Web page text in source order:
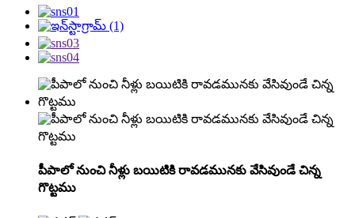
పీపాలో నుంచి నీళ్లు బయిటికి రావడమునకు వేసివుండే చిన్న
గొట్టము